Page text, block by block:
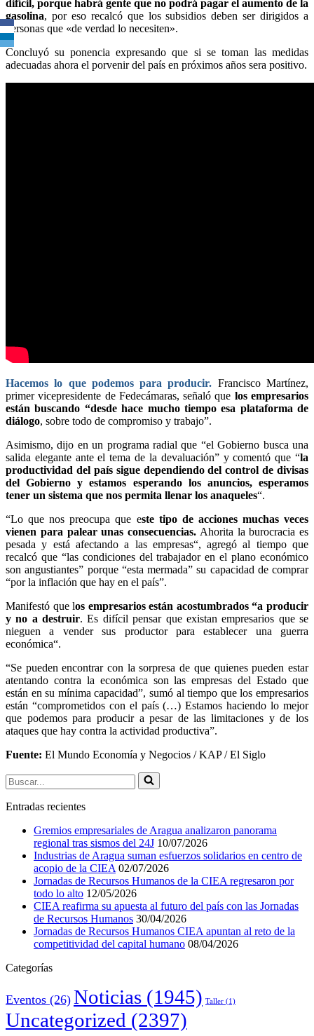
difícil, porque habrá gente que no podrá pagar el aumento de la
gasolina, por eso recalcó que los subsidios deben ser dirigidos a
personas que «de verdad lo necesiten».
Concluyó su ponencia expresando que si se toman las medidas
adecuadas ahora el porvenir del país en próximos años sera positivo.
Hacemos lo que podemos para producir. Francisco Martínez,
primer vicepresidente de Fedecámaras, señaló que los empresarios
están buscando “desde hace mucho tiempo esa plataforma de
diálogo, sobre todo de compromiso y trabajo”.
Asimismo, dijo en un programa radial que “el Gobierno busca una
salida elegante ante el tema de la devaluación” y comentó que “la
productividad del país sigue dependiendo del control de divisas
del Gobierno y estamos esperando los anuncios, esperamos
tener un sistema que nos permita llenar los anaqueles“.
“Lo que nos preocupa que este tipo de acciones muchas veces
vienen para palear unas consecuencias. Ahorita la burocracia es
pesada y está afectando a las empresas“, agregó al tiempo que
recalcó que “las condiciones del trabajador en el plano económico
son angustiantes” porque “esta mermada” su capacidad de comprar
“por la inflación que hay en el país”.
Manifestó que los empresarios están acostumbrados “a producir
y no a destruir. Es difícil pensar que existan empresarios que se
nieguen a vender sus productor para establecer una guerra
económica“.
“Se pueden encontrar con la sorpresa de que quienes pueden estar
atentando contra la económica son las empresas del Estado que
están en su mínima capacidad”, sumó al tiempo que los empresarios
están “comprometidos con el país (…) Estamos haciendo lo mejor
que podemos para producir a pesar de las limitaciones y de los
ataques que hay contra la actividad productiva”.
Fuente: El Mundo Economía y Negocios / KAP / El Siglo
Buscar...
Entradas recientes
Gremios empresariales de Aragua analizaron panorama
regional tras sismos del 24J 10/07/2026
Industrias de Aragua suman esfuerzos solidarios en centro de
acopio de la CIEA 02/07/2026
Jornadas de Recursos Humanos de la CIEA regresaron por
todo lo alto 12/05/2026
CIEA reafirma su apuesta al futuro del país con las Jornadas
de Recursos Humanos 30/04/2026
Jornadas de Recursos Humanos CIEA apuntan al reto de la
competitividad del capital humano 08/04/2026
Categorías
Eventos (26) Noticias (1945) Taller (1)
Uncategorized (2397)